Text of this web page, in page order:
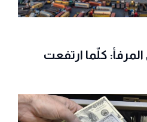
كلّما ارتفعت